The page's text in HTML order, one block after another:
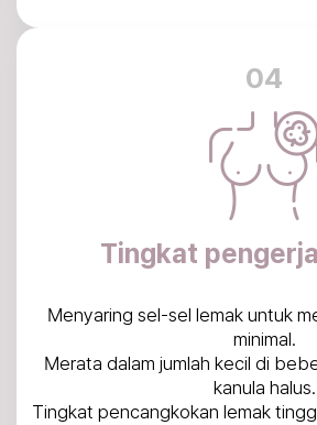
04
Tingkat
Menyaring sel-sel lemak untuk
minimal.
Merata dalam jumlah kecil di
kanula halus.
Tingkat pencangkokan lemak